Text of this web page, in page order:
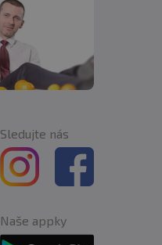
Sledujte nás
Naše appky